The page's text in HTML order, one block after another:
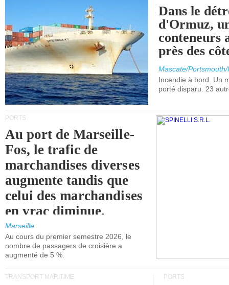
Dans le
d'Ormuz,
conteneurs
près des
Mascate/
Incendie à bord. Un
porté disparu. 23
PORTS
Au port de Marseille-
Fos, le trafic de
marchandises diverses
augmente tandis que
celui des marchandises
en vrac diminue.
Marseille
Au cours du premier semestre 2026, le
nombre de passagers de croisière a
augmenté de 5 %.
TRANSPORT MARITIME PORTS